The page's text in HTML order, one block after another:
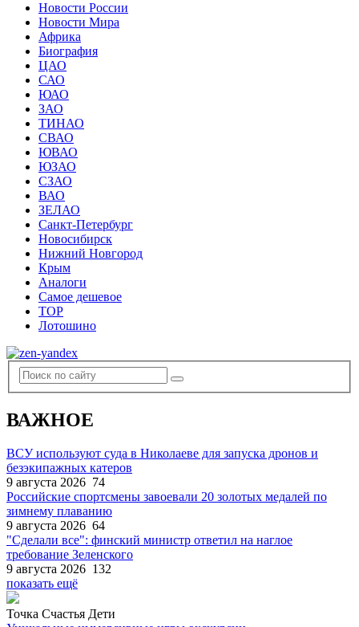
Новости России
Новости Мира
Африка
Биография
ЦАО
САО
ЮАО
ЗАО
ТИНАО
СВАО
ЮВАО
ЮЗАО
СЗАО
ВАО
ЗЕЛАО
Санкт-Петербург
Новосибирск
Нижний Новгород
Крым
Аналоги
Самое дешевое
TOP
Лотошино
ВАЖНОЕ
ВСУ используют суда в Николаеве для запуска дронов и
безэкипажных катеров
9 августа 2026 74
Российские спортсмены завоевали 20 золотых медалей по
зимнему плаванию
9 августа 2026 64
"Сделали все": финский министр ответил на наглое
требование Зеленского
9 августа 2026 132
показать ещё
Точка Счастья Дети